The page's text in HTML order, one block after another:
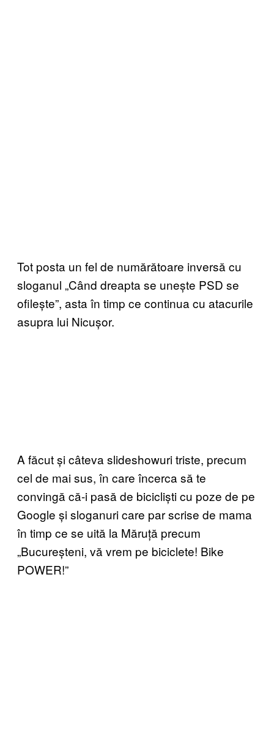
Tot posta un fel de numărătoare inversă cu
sloganul „Când dreapta se unește PSD se
ofilește”, asta în timp ce continua cu atacurile
asupra lui Nicușor.
A făcut și câteva slideshowuri triste, precum
cel de mai sus, în care încerca să te
convingă că-i pasă de bicicliști cu poze de pe
Google și sloganuri care par scrise de mama
în timp ce se uită la Măruță precum
„Bucureșteni, vă vrem pe biciclete! Bike
POWER!”